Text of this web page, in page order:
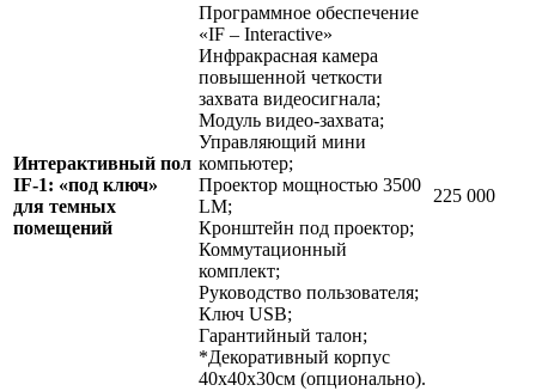
Интерактивный пол
IF-1: «под ключ»
для темных
помещений
Программное обеспечение
«IF – Interactive»
Инфракрасная камера
повышенной четкости
захвата видеосигнала;
Модуль видео-захвата;
Управляющий мини
компьютер;
Проектор мощностью 3500
LM;
Кронштейн под проектор;
Коммутационный
комплект;
Руководство пользователя;
Ключ USB;
Гарантийный талон;
*Декоративный корпус
40х40х30см (опционально).
225 000